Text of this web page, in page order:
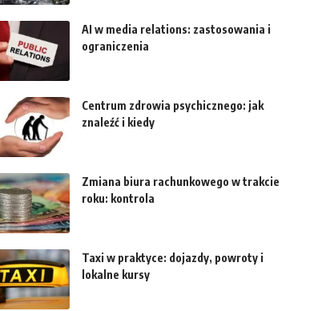
AI w media relations: zastosowania i
ograniczenia
Centrum zdrowia psychicznego: jak
znaleźć i kiedy
Zmiana biura rachunkowego w trakcie
roku: kontrola
Taxi w praktyce: dojazdy, powroty i
lokalne kursy